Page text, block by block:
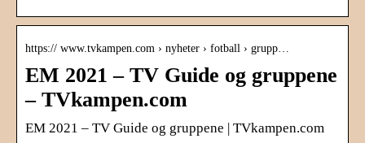
https:// www.tvkampen.com › nyheter › fotball › grupp…
EM 2021 – TV Guide og gruppene
– TVkampen.com
EM 2021 – TV Guide og gruppene | TVkampen.com